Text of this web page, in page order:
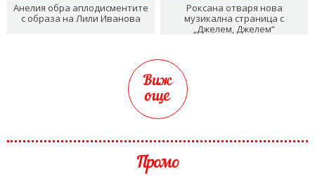
Анелия обра аплодисментите
с образа на Лили Иванова
Роксана отваря нова
музикална страница с
„Джелем, Джелем“
Виж
още
Промо